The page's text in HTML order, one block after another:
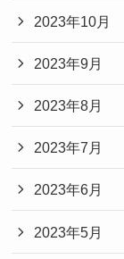
2023年10月
2023年9月
2023年8月
2023年7月
2023年6月
2023年5月